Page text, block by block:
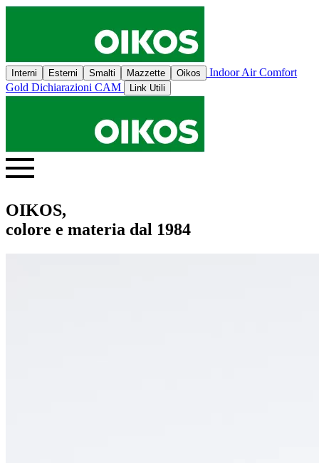
Interni Esterni Smalti Mazzette Oikos
Indoor Air Comfort
Gold Dichiarazioni CAM Link Utili
OIKOS,
colore e materia dal 1984